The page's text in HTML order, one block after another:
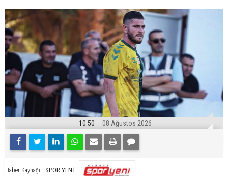
10:50 08 Ağustos 2026
Haber Kaynağı SPOR YENİ